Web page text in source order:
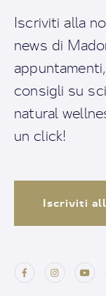
Iscriviti alla
news di
consigli su
natural
un click!
Iscriviti